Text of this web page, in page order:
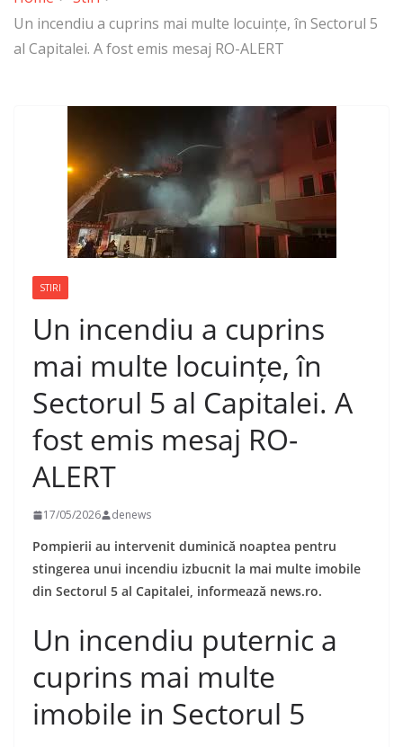
Un incendiu a cuprins mai multe locuințe, în Sectorul 5
al Capitalei. A fost emis mesaj RO-ALERT
STIRI
Un incendiu a cuprins
mai multe locuințe, în
Sectorul 5 al Capitalei. A
fost emis mesaj RO-
ALERT
17/05/2026 denews
Pompierii au intervenit duminică noaptea pentru
stingerea unui incendiu izbucnit la mai multe imobile
din Sectorul 5 al Capitalei, informează news.ro.
Un incendiu puternic a
cuprins mai multe
imobile in Sectorul 5